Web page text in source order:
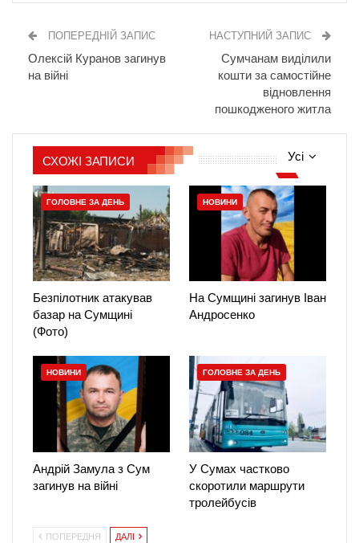
ПОПЕРЕДНІЙ ЗАПИС
Олексій Куранов загинув
на війні
НАСТУПНИЙ ЗАПИС
Сумчанам виділили
кошти за самостійне
відновлення
пошкодженого житла
Усі
СХОЖІ ЗАПИСИ
ГОЛОВНЕ ЗА ДЕНЬ
Безпілотник атакував
базар на Сумщині
(Фото)
НОВИНИ
На Сумщині загинув Іван
Андросенко
НОВИНИ
Андрій Замула з Сум
загинув на війні
ГОЛОВНЕ ЗА ДЕНЬ
У Сумах частково
скоротили маршрути
тролейбусів
ПОПЕРЕДНЯ ДАЛІ